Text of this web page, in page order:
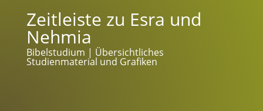
Zeitleiste zu Esra und
Nehmia
Bibelstudium | Übersichtliches
Studienmaterial und Grafiken